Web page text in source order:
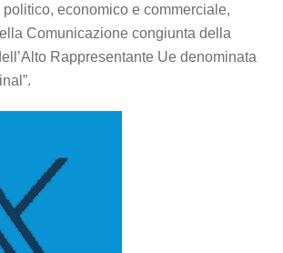
economico e commerciale,
Comunicazione congiunta della
Rappresentante Ue denominata